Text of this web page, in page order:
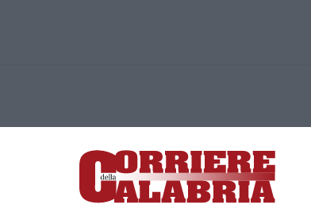
Lamezia Terme (CZ)
responsabile Paola Militano |Privacy